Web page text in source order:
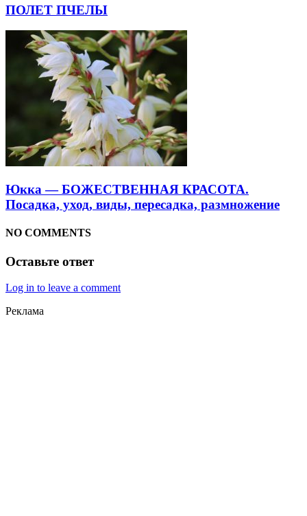
ПОЛЕТ ПЧЕЛЫ
Юкка — БОЖЕСТВЕННАЯ КРАСОТА.
Посадка, уход, виды, пересадка, размножение
NO COMMENTS
Оставьте ответ
Log in to leave a comment
Реклама